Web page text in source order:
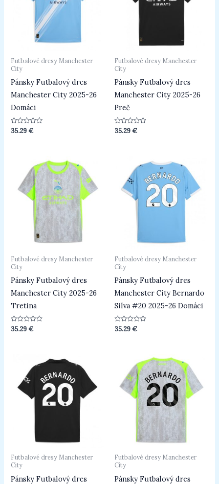
Futbalové dresy Manchester
City
Pánsky Futbalový dres
Manchester City 2025-26
Domáci
Hodnotenie
0
35.29€
Futbalové dresy Manchester
City
Pánsky Futbalový dres
Manchester City 2025-26
Preč
Hodnotenie
0
35.29€
Futbalové dresy Manchester
City
Pánsky Futbalový dres
Manchester City 2025-26
Tretina
Hodnotenie
35.29€
Futbalové dresy Manchester
City
Pánsky Futbalový dres
Manchester City Bernardo
Silva #20 2025-26 Domáci
Hodnotenie
35.29€
Futbalové dresy Manchester
City
Pánsky Futbalový dres
Futbalové dresy Manchester
City
Pánsky Futbalový dres